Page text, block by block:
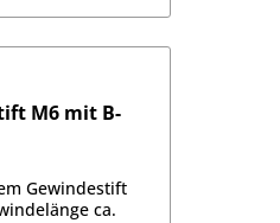
M6 mit B-
Gewindestift
ca.